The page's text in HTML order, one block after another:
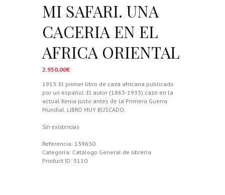
MI SAFARI. UNA
CACERIA EN EL
AFRICA ORIENTAL
2.950,00€
1913. El primer libro de caza africana publicado
por un español. El autor (1863-1933) cazó en la
actual Kenia justo antes de la Primera Guerra
Mundial. LIBRO MUY BUSCADO.
Sin existencias
Referencia: 139630
Categoría: Catálogo General de librería
Product ID: 3110